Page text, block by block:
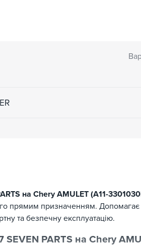
на Chery AMULET (A11-
прямим призначенням. Допомагає
та безпечну експлуатацію.
PARTS на Chery